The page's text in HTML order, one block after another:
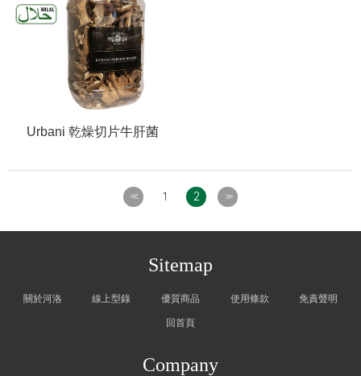
Urbani 乾燥切片牛肝菌
<< 1 2 >>
Sitemap
關於河洛 線上型錄 優質商品 使用條款 免責聲明
回首頁
Company